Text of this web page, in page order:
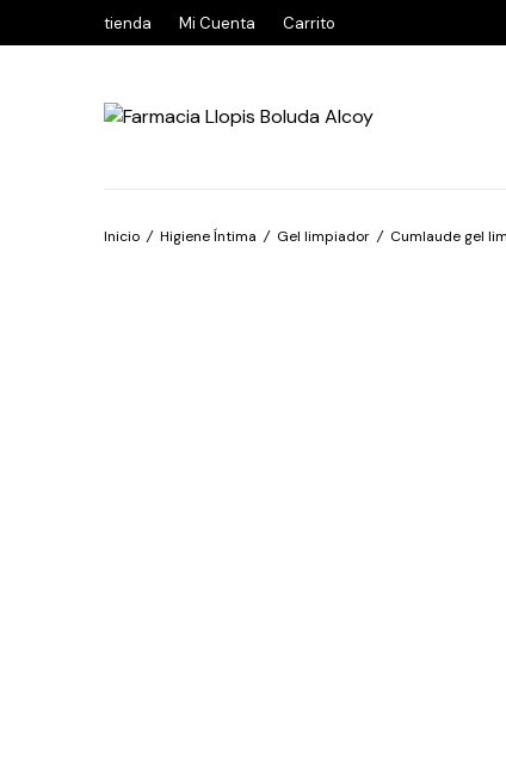
tienda Mi Cuenta Carrito
Inicio / Higiene Íntima / Gel limpiador / Cumlaude gel